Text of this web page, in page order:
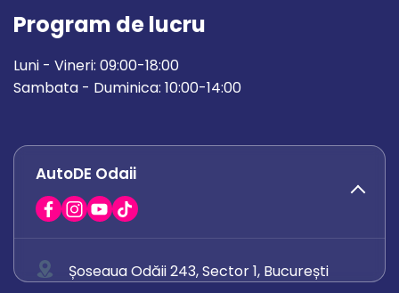
Program de lucru
Luni - Vineri: 09:00-18:00
Sambata - Duminica: 10:00-14:00
AutoDE Odaii
Șoseaua Odăii 243, Sector 1, București